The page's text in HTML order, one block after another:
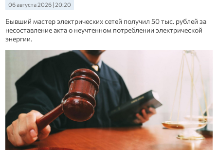
06 августа 2026 | 20:20
Бывший мастер электрических сетей получил 50 тыс. рублей за
несоставление акта о неучтенном потреблении электрической
энергии.